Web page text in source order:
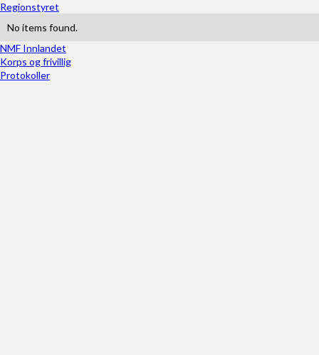
Regionstyret
No items found.
NMF Innlandet
Korps og frivillig
Protokoller